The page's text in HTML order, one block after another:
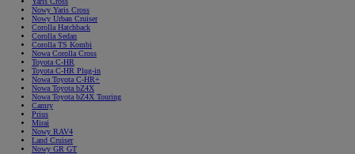
Nowy Yaris Cross
Nowy Urban Cruiser
Corolla Hatchback
Corolla Sedan
Corolla TS Kombi
Nowa Corolla Cross
Toyota C-HR
Toyota C-HR Plug-in
Nowa Toyota C-HR+
Nowa Toyota bZ4X
Nowa Toyota bZ4X Touring
Camry
Prius
Mirai
Nowy RAV4
Land Cruiser
Nowy GR GT